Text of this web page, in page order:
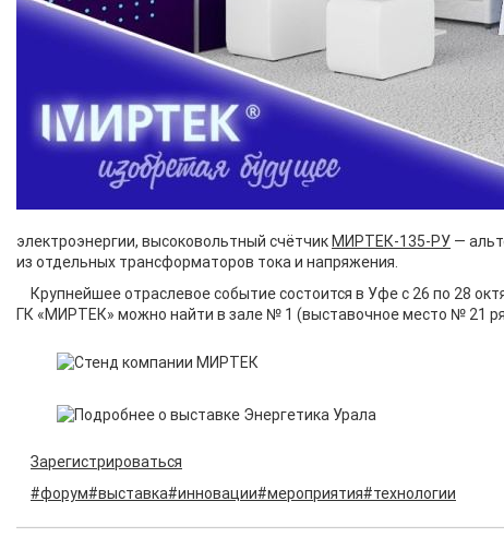
электроэнергии, высоковольтный счётчик МИРТЕК-135-РУ —
из отдельных трансформаторов тока и напряжения.
Крупнейшее отраслевое событие состоится в Уфе с 26 по 28
ГК «МИРТЕК» можно найти в зале № 1 (выставочное место № 21
Зарегистрироваться
#форум#выставка#инновации#мероприятия#технологии